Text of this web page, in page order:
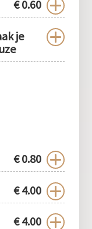
€0.60
je
€0.80
€4.00
€4.00